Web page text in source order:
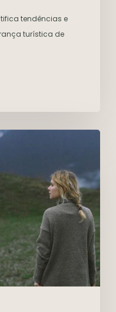
tendências e
turística de